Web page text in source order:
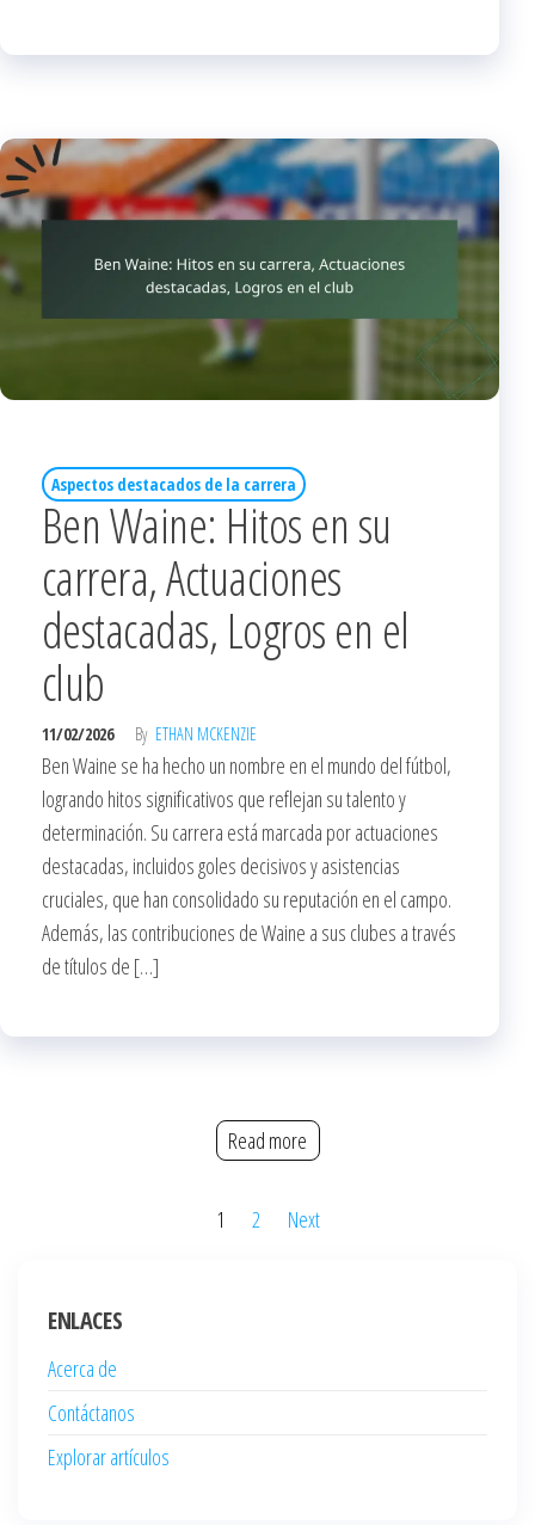
Aspectos destacados de la carrera
Ben Waine: Hitos en su
carrera, Actuaciones
destacadas, Logros en el
club
11/02/2026 By ETHAN MCKENZIE
Ben Waine se ha hecho un nombre en el mundo del fútbol,
logrando hitos significativos que reflejan su talento y
determinación. Su carrera está marcada por actuaciones
destacadas, incluidos goles decisivos y asistencias
cruciales, que han consolidado su reputación en el campo.
Además, las contribuciones de Waine a sus clubes a través
de títulos de […]
Read more
1 2 Next
ENLACES
Acerca de
Contáctanos
Explorar artículos